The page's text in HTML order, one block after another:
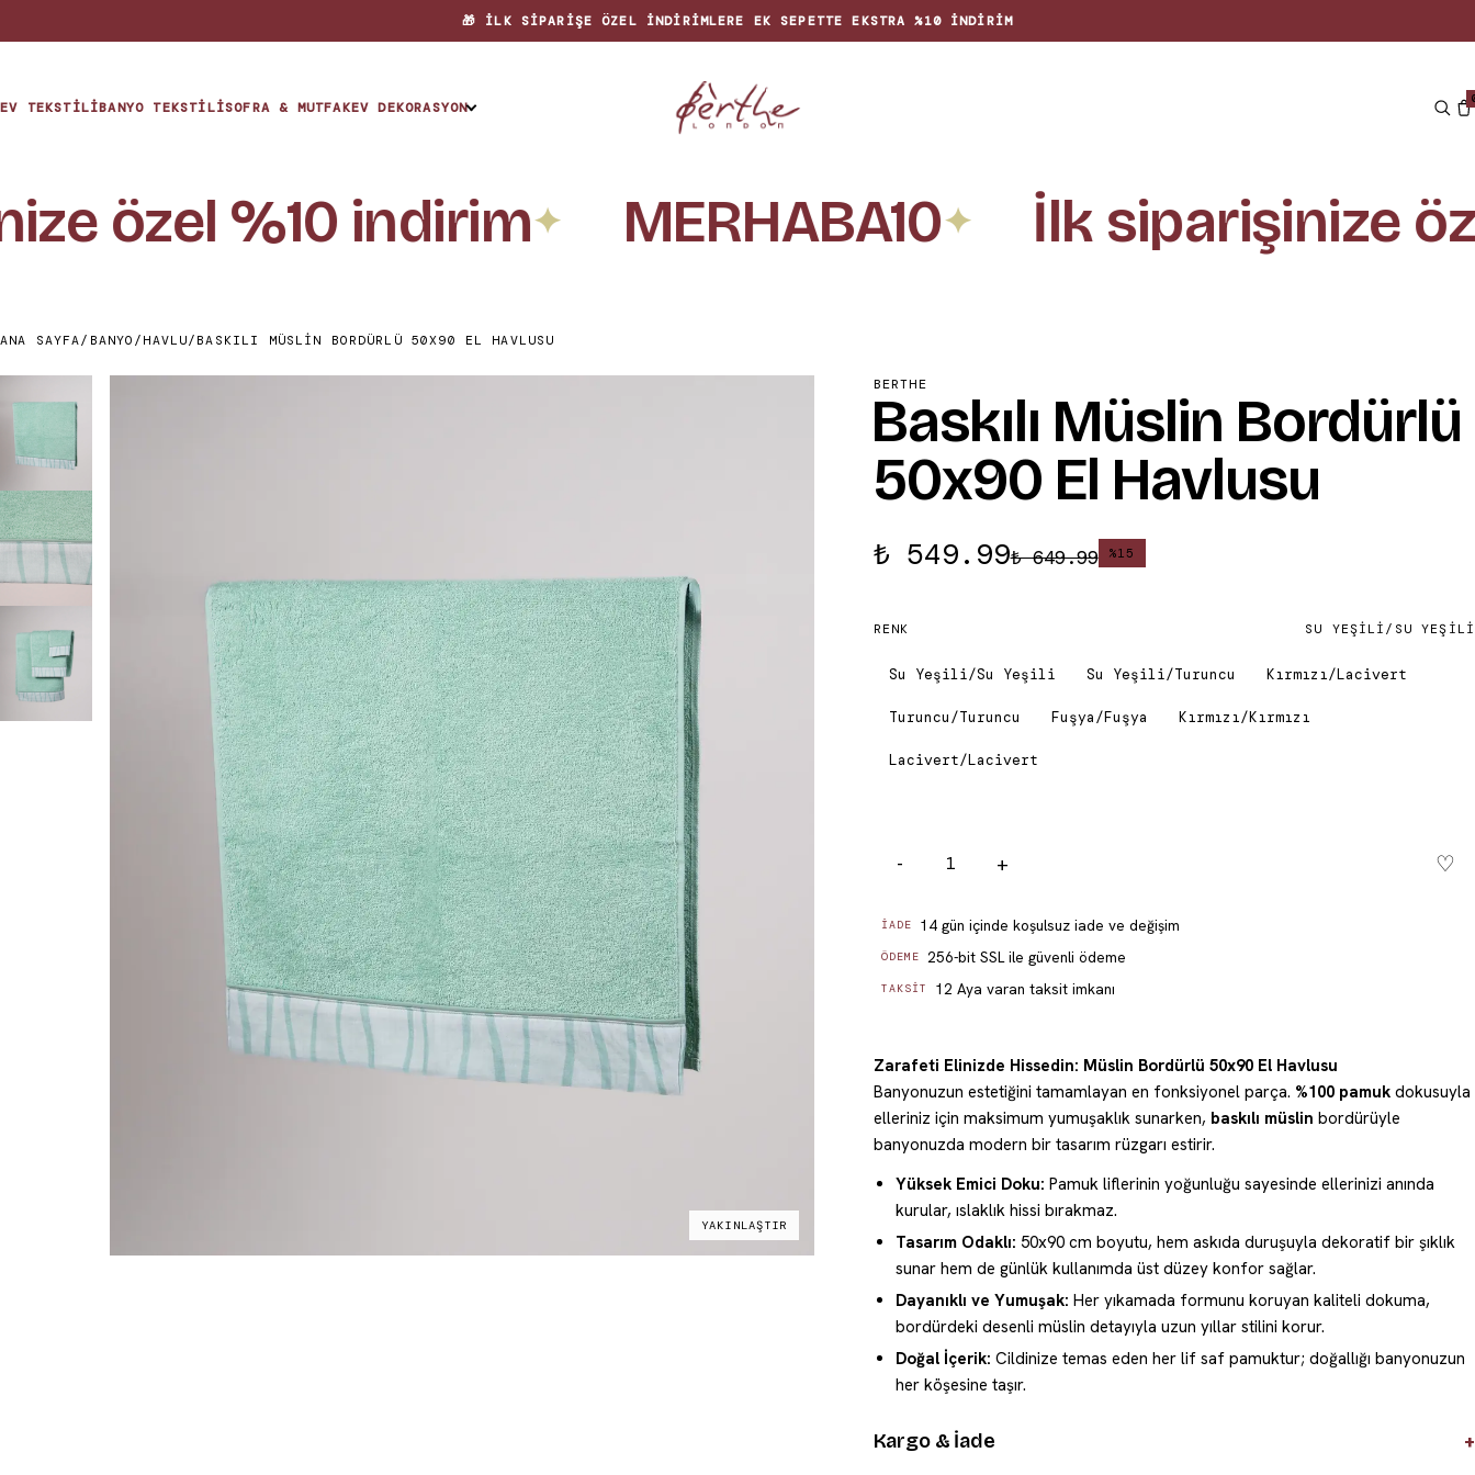
🏡 EVINIZE RENK KATAN ÖZGÜN TASARIMLAR
EV TEKSTILIBANYO TEKSTILISOFRA & MUTFAKEV DEKORASYON
The Hue
The Nest
özel %10 indirim✦ MERHABA10✦ İlk siparişinize
ANA SAYFA/ BANYO / HAVLU/ BASKILI MÜSLIN BORDÜRLÜ 50X90 EL HAVLUSU
YAKINLAŞTIR
BERTHE
Baskılı Müslin Bordürlü
50x90 El Havlusu
₺ 549.99₺ 649.99 %15
RENK SU YEŞILI/SU YEŞILI
Su Yeşili/Su Yeşili Su Yeşili/Turuncu Kırmızı/Lacivert
Turuncu/Turuncu Fuşya/Fuşya Kırmızı/Kırmızı
Lacivert/Lacivert
- + ♡
İADE 14 gün içinde koşulsuz iade ve değişim
ÖDEME 256-bit SSL ile güvenli ödeme
TAKSIT 12 Aya varan taksit imkanı
Zarafeti Elinizde Hissedin: Müslin Bordürlü 50x90 El Havlusu
Banyonuzun estetiğini tamamlayan en fonksiyonel parça. %100 pamukdokusuyla
elleriniz için maksimum yumuşaklık sunarken, baskılı müslin bordürüyle
banyonuzda modern bir tasarım rüzgarı estirir.
Yüksek Emici Doku: Pamuk liflerinin yoğunluğu sayesinde ellerinizi anında
kurular, ıslaklık hissi bırakmaz.
Tasarım Odaklı: 50x90 cm boyutu, hem askıda duruşuyla dekoratif bir şıklık
sunar hem de günlük kullanımda üst düzey konfor sağlar.
Dayanıklı ve Yumuşak: Her yıkamada formunu koruyan kaliteli dokuma,
bordürdeki desenli müslin detayıyla uzun yıllar stilini korur.
Doğal İçerik: Cildinize temas eden her lif saf pamuktur; doğallığı banyonuzun
her köşesine taşır.
Kargo & İade +